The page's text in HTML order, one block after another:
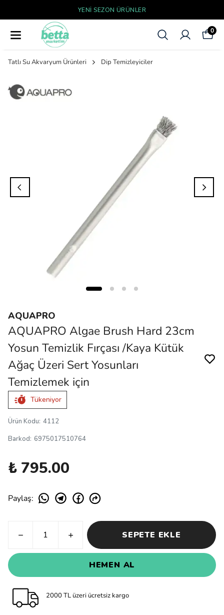
YENI SEZON ÜRÜNLER
0
Tatlı Su Akvaryum Ürünleri Dip Temizleyiciler
AQUAPRO
AQUAPRO Algae Brush Hard 23cm
Yosun Temizlik Fırçası /Kaya Kütük
Ağaç Üzeri Sert Yosunları
Temizlemek için
Tükeniyor
Ürün Kodu: 4112
Barkod: 6975017510764
₺ 795.00
Paylaş:
SEPETE EKLE
HEMEN AL
2000 TL üzeri ücretsiz kargo